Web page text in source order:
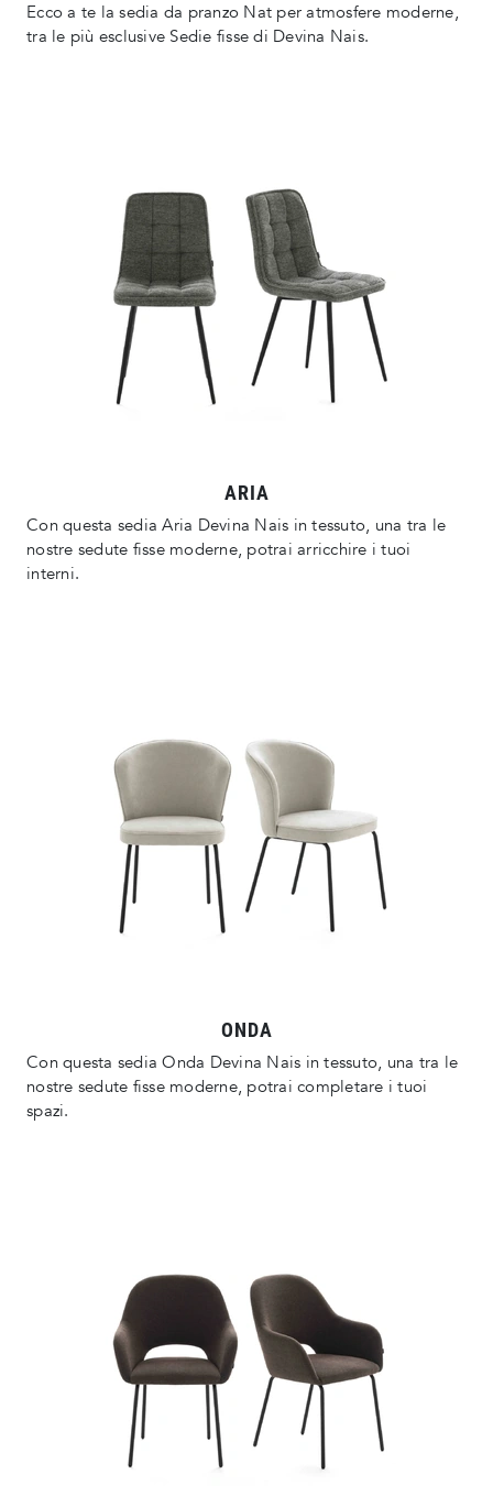
Ecco a te la sedia da pranzo Nat per atmosfere moderne,
tra le più esclusive Sedie fisse di Devina Nais.
ARIA
Con questa sedia Aria Devina Nais in tessuto, una tra le
nostre sedute fisse moderne, potrai arricchire i tuoi
interni.
ONDA
Con questa sedia Onda Devina Nais in tessuto, una tra le
nostre sedute fisse moderne, potrai completare i tuoi
spazi.